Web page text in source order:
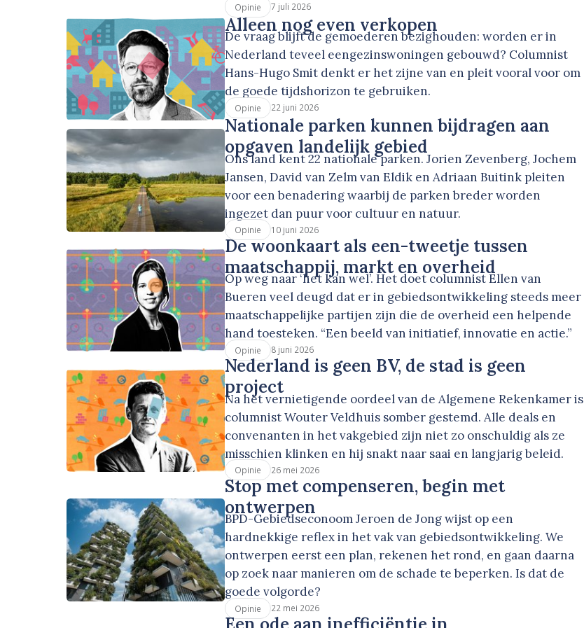
Opinie 7 juli 2026
Alleen nog even verkopen
De vraag blijft de gemoederen bezighouden: worden er in
Nederland teveel eengezinswoningen gebouwd? Columnist
Hans-Hugo Smit denkt er het zijne van en pleit vooral voor om
de goede tijdshorizon te gebruiken.
Opinie 22 juni 2026
Nationale parken kunnen bijdragen aan
opgaven landelijk gebied
Ons land kent 22 nationale parken. Jorien Zevenberg, Jochem
Jansen, David van Zelm van Eldik en Adriaan Buitink pleiten
voor een benadering waarbij de parken breder worden
ingezet dan puur voor cultuur en natuur.
Opinie 10 juni 2026
De woonkaart als een-tweetje tussen
maatschappij, markt en overheid
Op weg naar ‘het kan wel’. Het doet columnist Ellen van
Bueren veel deugd dat er in gebiedsontwikkeling steeds meer
maatschappelijke partijen zijn die de overheid een helpende
hand toesteken. “Een beeld van initiatief, innovatie en actie.”
Opinie 8 juni 2026
Nederland is geen BV, de stad is geen
project
Na het vernietigende oordeel van de Algemene Rekenkamer is
columnist Wouter Veldhuis somber gestemd. Alle deals en
convenanten in het vakgebied zijn niet zo onschuldig als ze
misschien klinken en hij snakt naar saai en langjarig beleid.
Opinie 26 mei 2026
Stop met compenseren, begin met
ontwerpen
BPD-Gebiedseconoom Jeroen de Jong wijst op een
hardnekkige reflex in het vak van gebiedsontwikkeling. We
ontwerpen eerst een plan, rekenen het rond, en gaan daarna
op zoek naar manieren om de schade te beperken. Is dat de
goede volgorde?
Opinie 22 mei 2026